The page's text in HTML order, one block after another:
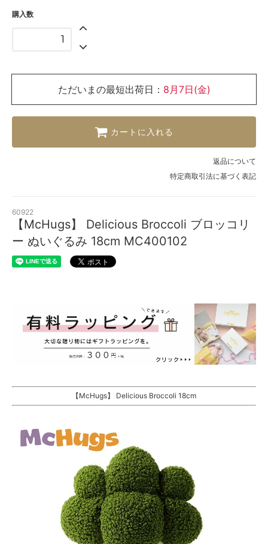
購入数
ただいまの最短出荷日： 8月7日(金)
カートに入れる
返品について
特定商取引法に基づく表記
60922
【McHugs】 Delicious Broccoli ブロッコリ
ー ぬいぐるみ 18cm MC400102
【McHugs】 Delicious Broccoli 18cm